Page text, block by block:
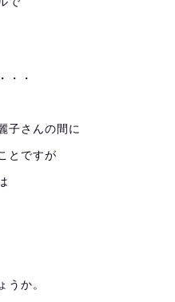
・・
子さんの間に
とですが
うか。